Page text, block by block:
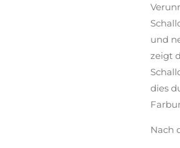
und
zeigt
dies
Nach